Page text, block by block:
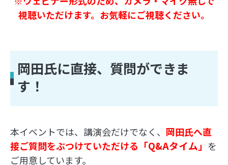
視聴いただけます。お気軽にご視聴ください。
岡田氏に直接、質問ができま
す！
本イベントでは、講演会だけでなく、 岡田氏へ直
接ご質問をぶつけていただける 「Q&Aタイム」 を
ご用意しています。